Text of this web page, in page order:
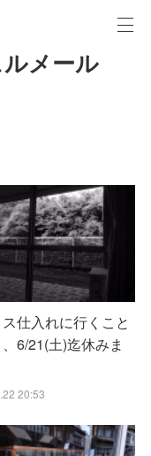
メール
仕入れに行くこと
6/21(土)迄休みま
20:53